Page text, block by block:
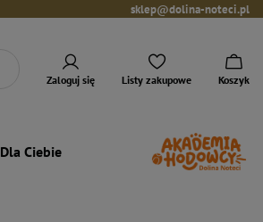
sklep@dolina-noteci.pl
Zaloguj się Listy zakupowe Koszyk
Dla Ciebie